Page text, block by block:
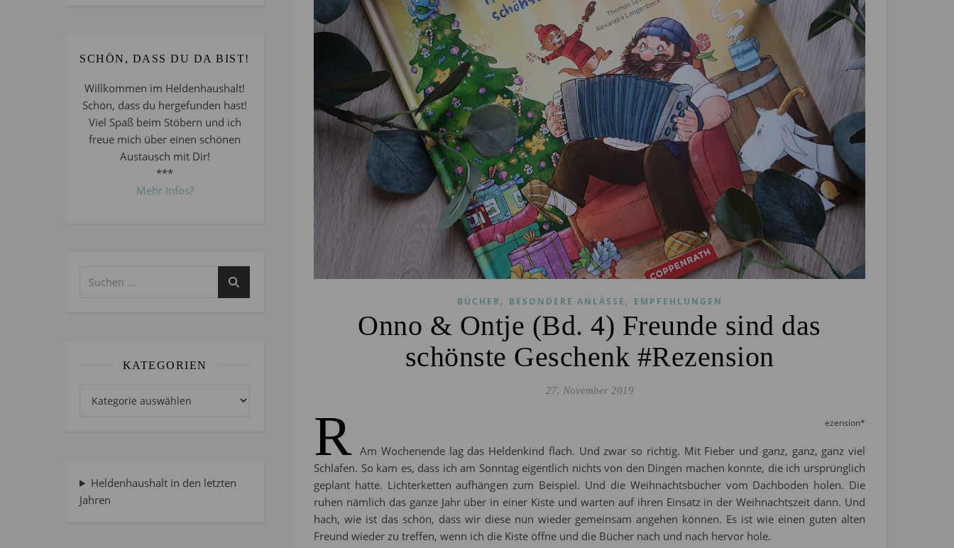
SCHÖN, DASS DU DA BIST!
Willkommen im Heldenhaushalt!
Schön, dass du hergefunden hast!
Viel Spaß beim Stöbern und ich
freue mich über einen schönen
Austausch mit Dir!
***
Mehr Infos?
KATEGORIEN
Heldenhaushalt in den letzten
Jahren
BÜCHER, BESONDERE ANLÄSSE , EMPFEHLUNGEN
Onno & Ontje (Bd. 4) Freunde sind das
schönste Geschenk #Rezension
27. November 2019
R ezension*
Am Wochenende lag das Heldenkind flach. Und zwar so richtig. Mit Fieber und ganz, ganz, ganz viel
Schlafen. So kam es, dass ich am Sonntag eigentlich nichts von den Dingen machen konnte, die ich ursprünglich
geplant hatte. Lichterketten aufhängen zum Beispiel. Und die Weihnachtsbücher vom Dachboden holen. Die
ruhen nämlich das ganze Jahr über in einer Kiste und warten auf ihren Einsatz in der Weihnachtszeit dann. Und
hach, wie ist das schön, dass wir diese nun wieder gemeinsam angehen können. Es ist wie einen guten alten
Freund wieder zu treffen, wenn ich die Kiste öffne und die Bücher nach und nach hervor hole.